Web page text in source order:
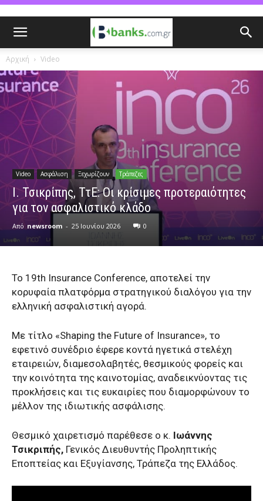
Αρχική Video
Video Ασφάλιση Ξεχωρίζουν Τράπεζες
Ι. Τσικρίπης, ΤτΕ: Οι κρίσιμες προτεραιότητες
για τον ασφαλιστικό κλάδο
Από newsroom - 25 Ιουνίου 2026 0
Το 19th Insurance Conference, αποτελεί την
κορυφαία πλατφόρμα στρατηγικού διαλόγου για την
ελληνική ασφαλιστική αγορά.
Με τίτλο «Shaping the Future of Insurance», το
εφετινό συνέδριο έφερε κοντά ηγετικά στελέχη
εταιρειών, διαμεσολαβητές, θεσμικούς φορείς και
την κοινότητα της καινοτομίας, αναδεικνύοντας τις
προκλήσεις και τις ευκαιρίες που διαμορφώνουν το
μέλλον της ιδιωτικής ασφάλισης.
Θεσμικό χαιρετισμό παρέθεσε ο κ. Ιωάννης
Τσικριπής, Γενικός Διευθυντής Προληπτικής
Εποπτείας και Εξυγίανσης, Τράπεζα της Ελλάδος.